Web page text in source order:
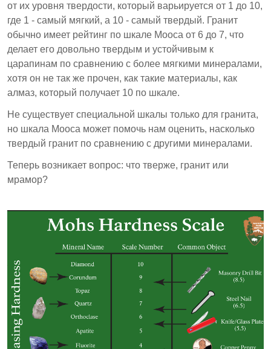
от их уровня твердости, который варьируется от 1 до 10,
где 1 - самый мягкий, а 10 - самый твердый. Гранит
обычно имеет рейтинг по шкале Мооса от 6 до 7, что
делает его довольно твердым и устойчивым к
царапинам по сравнению с более мягкими минералами,
хотя он не так же прочен, как такие материалы, как
алмаз, который получает 10 по шкале.
Не существует специальной шкалы только для гранита,
но шкала Мооса может помочь нам оценить, насколько
твердый гранит по сравнению с другими минералами.
Теперь возникает вопрос: что тверже, гранит или
мрамор?